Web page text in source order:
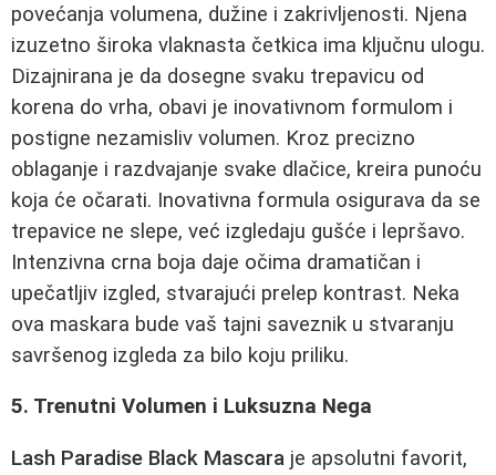
povećanja volumena, dužine i zakrivljenosti. Njena
izuzetno široka vlaknasta četkica ima ključnu ulogu.
Dizajnirana je da dosegne svaku trepavicu od
korena do vrha, obavi je inovativnom formulom i
postigne nezamisliv volumen. Kroz precizno
oblaganje i razdvajanje svake dlačice, kreira punoću
koja će očarati. Inovativna formula osigurava da se
trepavice ne slepe, već izgledaju gušće i lepršavo.
Intenzivna crna boja daje očima dramatičan i
upečatljiv izgled, stvarajući prelep kontrast. Neka
ova maskara bude vaš tajni saveznik u stvaranju
savršenog izgleda za bilo koju priliku.
5. Trenutni Volumen i Luksuzna Nega
Lash Paradise Black Mascara je apsolutni favorit,